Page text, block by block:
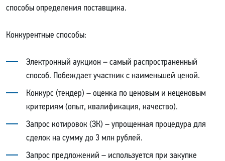
способы определения поставщика.
Конкурентные способы:
Электронный аукцион – самый распространенный
способ. Побеждает участник с наименьшей ценой.
Конкурс (тендер) – оценка по ценовым и неценовым
критериям (опыт, квалификация, качество).
Запрос котировок (ЗК) – упрощенная процедура для
сделок на сумму до 3 млн рублей.
Запрос предложений – используется при закупке